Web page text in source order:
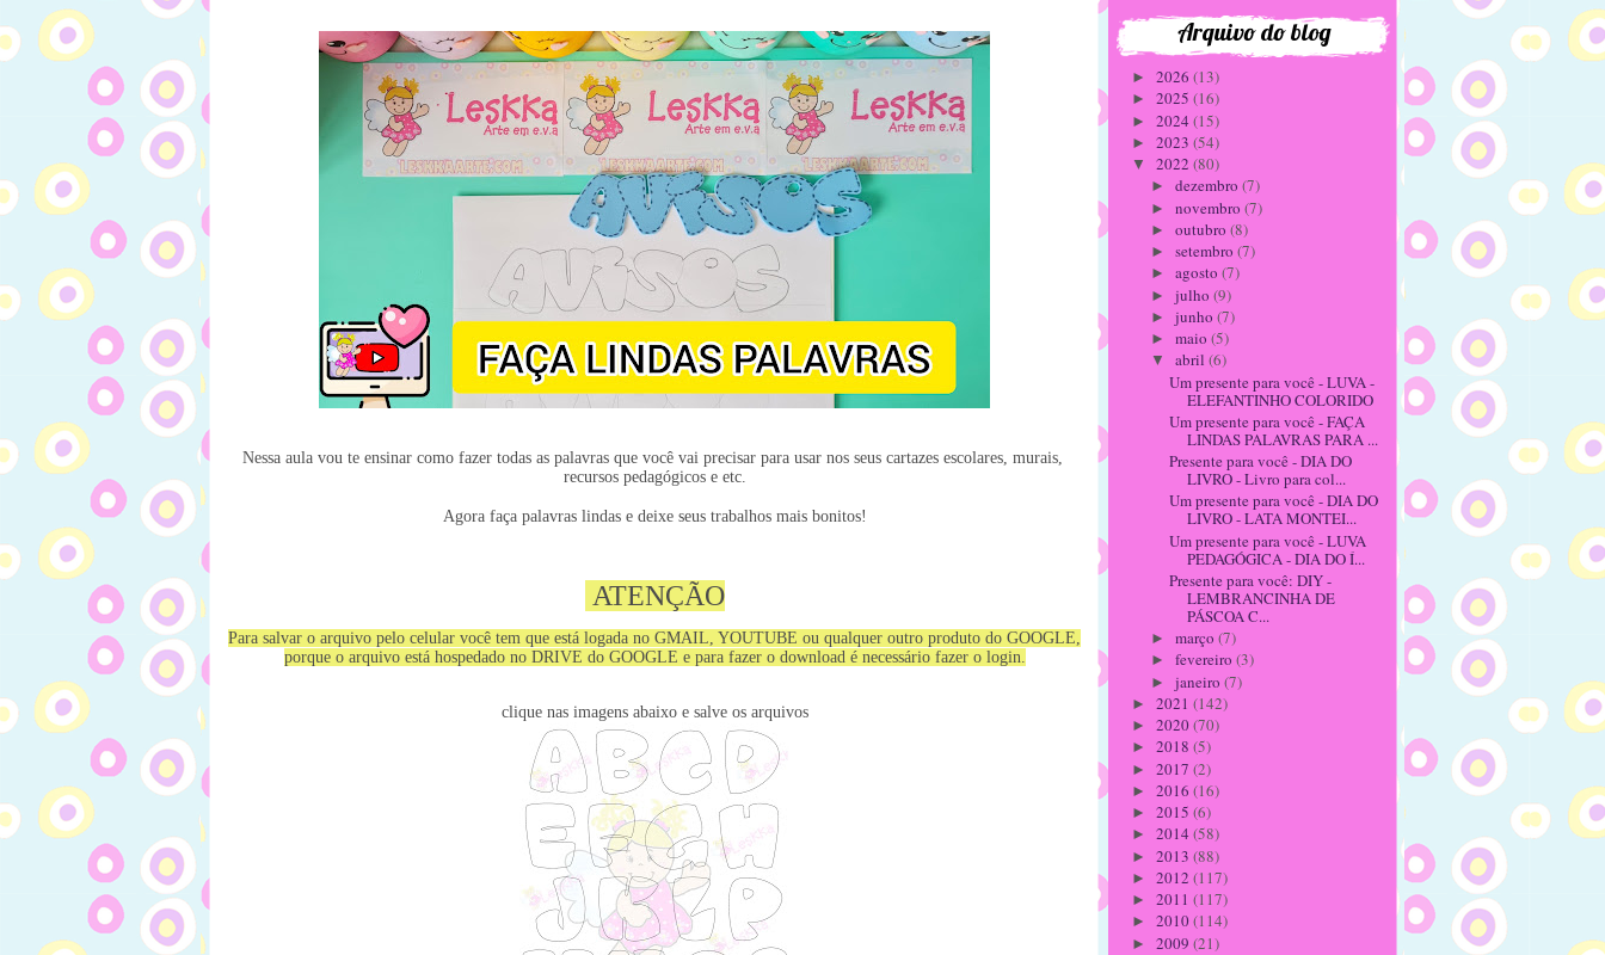
Nessa aula vou te ensinar como fazer todas as palavras que você vai precisar para usar nos seus cartazes escolares, murais,
recursos pedagógicos e etc.
Agora faça palavras lindas e deixe seus trabalhos mais bonitos!
ATENÇÃO
Para salvar o arquivo pelo celular você tem que está logada no GMAIL, YOUTUBE ou qualquer outro produto do GOOGLE,
porque o arquivo está hospedado no DRIVE do GOOGLE e para fazer o download é necessário fazer o login.
clique nas imagens abaixo e salve os arquivos
Arquivo do blog
► 2026 (13)
► 2025 (16)
► 2024 (15)
► 2023 (54)
▼ 2022 (80)
► dezembro (7)
► novembro (7)
► outubro (8)
► setembro (7)
► agosto (7)
► julho (9)
► junho (7)
► maio (5)
▼ abril (6)
Um presente para você - LUVA -
ELEFANTINHO COLORIDO
Um presente para você - FAÇA
LINDAS PALAVRAS PARA ...
Presente para você - DIA DO
LIVRO - Livro para col...
Um presente para você - DIA DO
LIVRO - LATA MONTEI...
Um presente para você - LUVA
PEDAGÓGICA - DIA DO Í...
Presente para você: DIY -
LEMBRANCINHA DE
PÁSCOA C...
► março (7)
► fevereiro (3)
► janeiro (7)
► 2021 (142)
► 2020(70)
► 2018 (5)
► 2017 (2)
► 2016 (16)
► 2015 (6)
► 2014 (58)
► 2013 (88)
► 2012 (117)
► 2011 (117)
► 2010(114)
► 2009 (21)